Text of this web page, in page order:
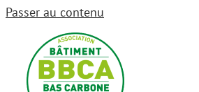
Passer au contenu